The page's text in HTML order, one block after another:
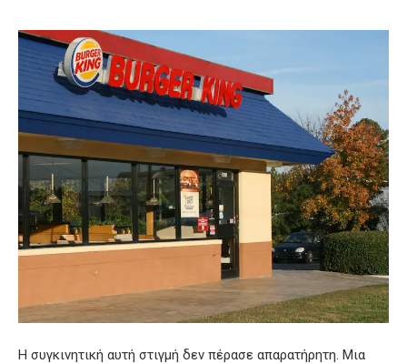
Η συγκινητική αυτή στιγμή δεν πέρασε απαρατήρητη. Μια